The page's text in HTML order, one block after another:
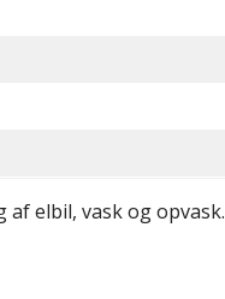
elbil, vask og opvask.